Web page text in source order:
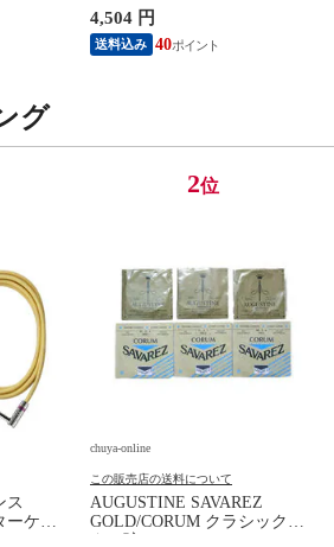
4,504 円
送料込み 40
グ
ス
ーケー
2位
chuya-online
この販売店の送料について
AUGUSTINE SAVAREZ
GOLD/CORUM クラシックギ